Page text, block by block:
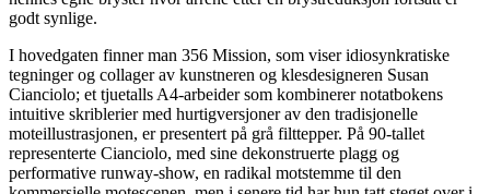
godt synlige.
I hovedgaten finner man 356 Mission, som viser idiosynkratiske
tegninger og collager av kunstneren og klesdesigneren Susan
Cianciolo; et tjuetalls A4-arbeider som kombinerer notatbokens
intuitive skriblerier med hurtigversjoner av den tradisjonelle
moteillustrasjonen, er presentert på grå filttepper. På 90-tallet
representerte Cianciolo, med sine dekonstruerte plagg og
performative runway-show, en radikal motstemme til den